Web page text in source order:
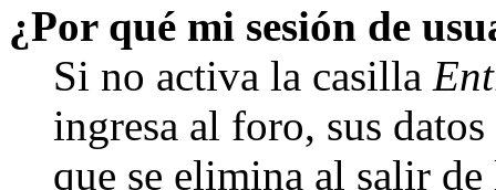
¿Por qué mi sesión de
Si no activa la casilla
ingresa al foro, sus
que se elimina al salir